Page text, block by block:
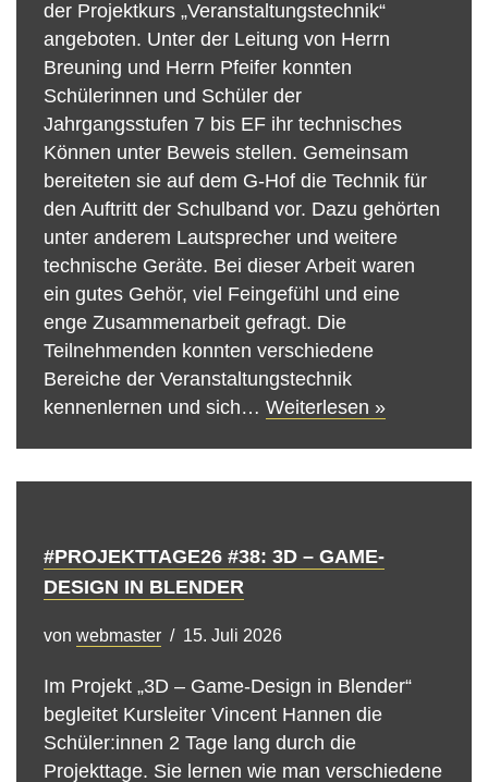
der Projektkurs „Veranstaltungstechnik“
angeboten. Unter der Leitung von Herrn
Breuning und Herrn Pfeifer konnten
Schülerinnen und Schüler der
Jahrgangsstufen 7 bis EF ihr technisches
Können unter Beweis stellen. Gemeinsam
bereiteten sie auf dem G-Hof die Technik für
den Auftritt der Schulband vor. Dazu gehörten
unter anderem Lautsprecher und weitere
technische Geräte. Bei dieser Arbeit waren
ein gutes Gehör, viel Feingefühl und eine
enge Zusammenarbeit gefragt. Die
Teilnehmenden konnten verschiedene
Bereiche der Veranstaltungstechnik
kennenlernen und sich… Weiterlesen »
#PROJEKTTAGE26 #38: 3D – GAME-
DESIGN IN BLENDER
von webmaster 15. Juli 2026
Im Projekt „3D – Game-Design in Blender“
begleitet Kursleiter Vincent Hannen die
Schüler:innen 2 Tage lang durch die
Projekttage. Sie lernen wie man verschiedene